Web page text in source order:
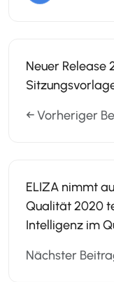
Neuer Release
← Vorheriger
ELIZA nimmt
Qualität 2020
Intelligenz im
Nächster